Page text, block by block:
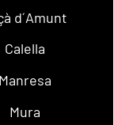
d´Amunt
Calella
Manresa
Mura